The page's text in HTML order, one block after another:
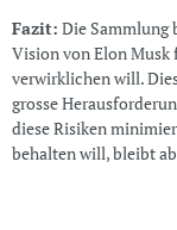
Fazit: Die Sammlung
Vision von Elon Musk
verwirklichen will.
grosse
diese Risiken
behalten will, bleibt